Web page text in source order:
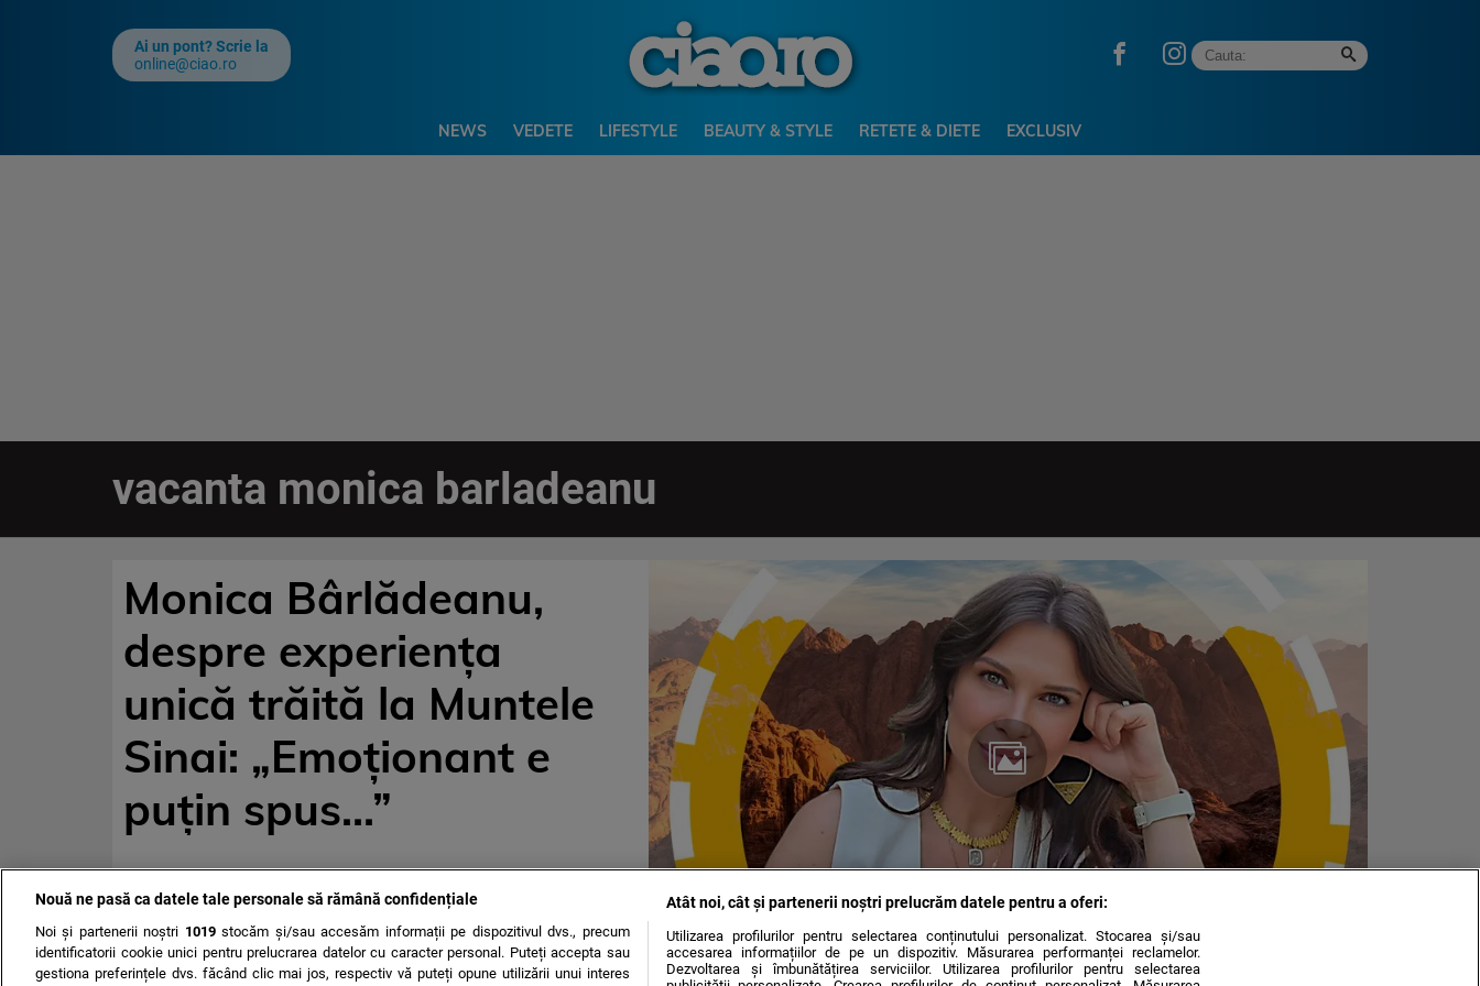
Ai un pont? Scrie la
online@ciao.ro
NEWS VEDETE LIFESTYLE BEAUTY & STYLE RETETE & DIETE EXCLUSIV
vacanta monica barladeanu
Monica Bârlădeanu,
despre experiența
unică trăită la Muntele
Sinai: „Emoționant e
puțin spus…”
Nouă ne pasă ca datele tale personale să rămână confidențiale
Noi și partenerii noștri 1019stocăm și/sau accesăm informații pe dispozitivul dvs., precum
identificatorii cookie unici pentru prelucrarea datelor cu caracter personal. Puteți accepta sau
gestiona preferințele dvs. făcând clic mai jos, respectiv vă puteți opune utilizării unui interes
Atât noi, cât și partenerii noștri prelucrăm datele pentru a oferi:
Utilizarea profilurilor pentru selectarea conținutului personalizat. Stocarea și/sau
accesarea informațiilor de pe un dispozitiv. Măsurarea performanței reclamelor.
Dezvoltarea și îmbunătățirea serviciilor. Utilizarea profilurilor pentru selectarea